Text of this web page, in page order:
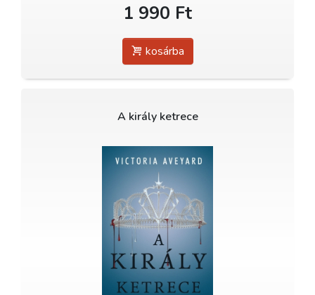
1 990 Ft
kosárba
A király ketrece